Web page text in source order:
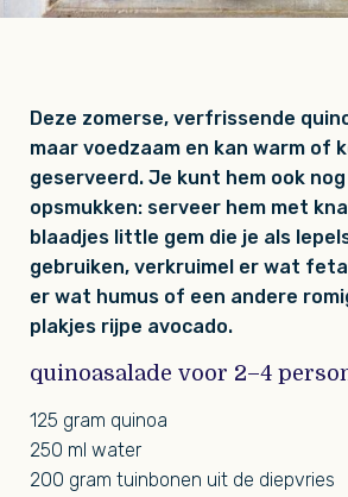
Deze zomerse, verfrissende
maar voedzaam en kan warm of
geserveerd. Je kunt hem ook
opsmukken: serveer hem met
blaadjes little gem die je als
gebruiken, verkruimel er wat
er wat humus of een andere
plakjes rijpe avocado.
quinoasalade voor 2–4
125 gram quinoa
250 ml water
200 gram tuinbonen uit de diepvries